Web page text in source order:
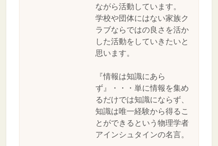
ながら活動しています。
学校や団体にはない家族ク
ラブならではの良さを活か
した活動をしていきたいと
思います。
『情報は知識にあら
ず』・・・単に情報を集め
るだけでは知識にならず、
知識は唯一経験から得るこ
とができるという物理学者
アインシュタインの名言。